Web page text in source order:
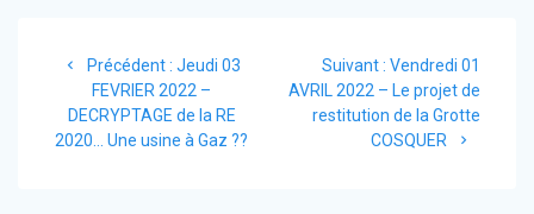
l’article
Précédent : Article
précédent
:
Jeudi 03
FEVRIER 2022 –
DECRYPTAGE de la RE
2020… Une usine à Gaz ??
Suivant : Article
suivant
Vendredi 01
AVRIL 2022 – Le projet de
restitution de la Grotte
COSQUER